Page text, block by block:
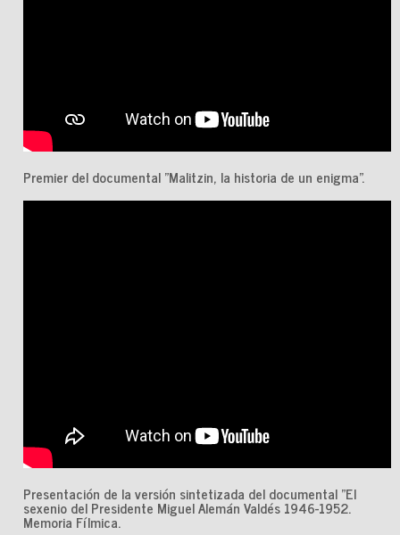
Premier del documental "Malitzin, la historia de un enigma".
Presentación de la versión sintetizada del documental "El
sexenio del Presidente Miguel Alemán Valdés 1946-1952.
Memoria Fílmica.